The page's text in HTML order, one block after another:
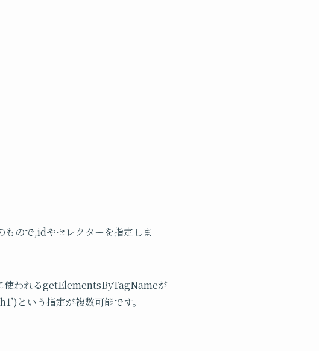
ので,idやセレクターを指定しま
使われるgetElementsByTagNameが
という指定が複数可能です。